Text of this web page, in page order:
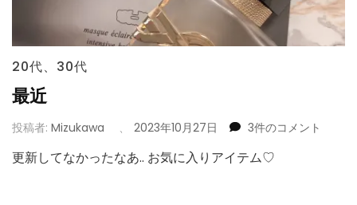
20代、 30代
最近
投稿者: Mizukawa 、 2023年10月27日
最
へ
3件のコメント
更新してなかったなあ.. お気に入りアイテム♡